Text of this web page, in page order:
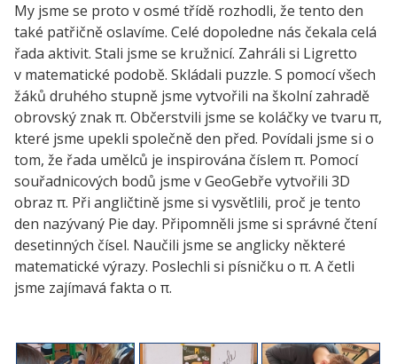
My jsme se proto v osmé třídě rozhodli, že tento den
také patřičně oslavíme. Celé dopoledne nás čekala celá
řada aktivit. Stali jsme se kružnicí. Zahráli si Ligretto
v matematické podobě. Skládali puzzle. S pomocí všech
žáků druhého stupně jsme vytvořili na školní zahradě
obrovský znak π. Občerstvili jsme se koláčky ve tvaru π,
které jsme upekli společně den před. Povídali jsme si o
tom, že řada umělců je inspirována číslem π. Pomocí
souřadnicových bodů jsme v GeoGebře vytvořili 3D
obraz π. Při angličtině jsme si vysvětlili, proč je tento
den nazývaný Pie day. Připomněli jsme si správné čtení
desetinných čísel. Naučili jsme se anglicky některé
matematické výrazy. Poslechli si písničku o π. A četli
jsme zajímavá fakta o π.